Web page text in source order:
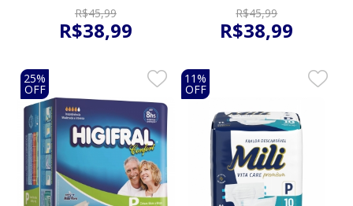
R$45,99
R$38,99
R$45,99
R$38,99
25%
OFF
11%
OFF